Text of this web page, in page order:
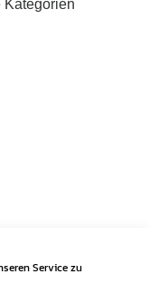
Service zu
Kategorien